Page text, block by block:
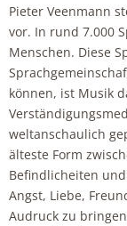
Pieter Veenmann
vor. In rund 7.000
Menschen. Diese
können, ist Musik
weltanschaulich
älteste Form
Befindlicheiten
Angst, Liebe,
Audruck zu